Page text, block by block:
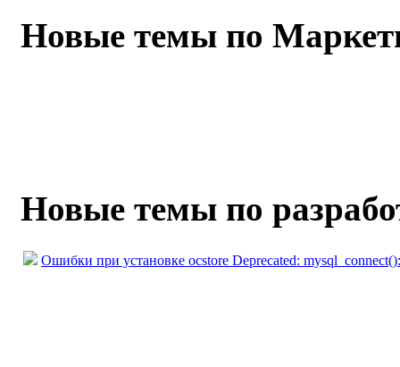
Новые темы по
Новые темы по
Ошибки при установке ocstore Deprecated: